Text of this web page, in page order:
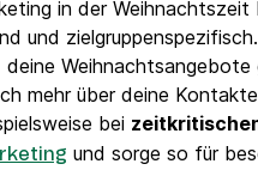
in der Weihnachtszeit
und
mehr über deine
bei
und sorge so für